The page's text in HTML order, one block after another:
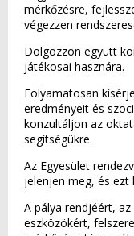
mérkőzésre,
végezzen
Dolgozzon együtt
játékosai hasznára.
Folyamatosan
eredményeit és
konzultáljon az
segítségükre.
Az Egyesület
jelenjen meg, és
A pálya rendjéért,
eszközökért,